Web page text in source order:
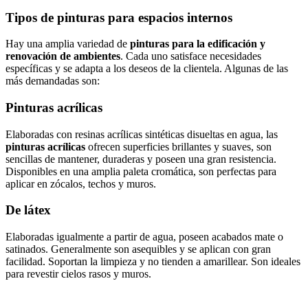
Tipos de pinturas para espacios internos
Hay una amplia variedad de pinturas para la edificación y
renovación de ambientes. Cada uno satisface necesidades
específicas y se adapta a los deseos de la clientela. Algunas de las
más demandadas son:
Pinturas acrílicas
Elaboradas con resinas acrílicas sintéticas disueltas en agua, las
pinturas acrílicas ofrecen superficies brillantes y suaves, son
sencillas de mantener, duraderas y poseen una gran resistencia.
Disponibles en una amplia paleta cromática, son perfectas para
aplicar en zócalos, techos y muros.
De látex
Elaboradas igualmente a partir de agua, poseen acabados mate o
satinados. Generalmente son asequibles y se aplican con gran
facilidad. Soportan la limpieza y no tienden a amarillear. Son ideales
para revestir cielos rasos y muros.